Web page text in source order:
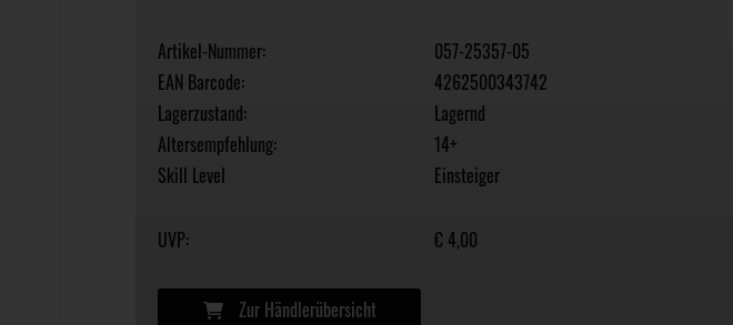
Artikel-Nummer:
057-25357-05
EAN Barcode:
4262500343742
Lagerzustand:
Lagernd
Altersempfehlung:
14+
Skill Level
Einsteiger
UVP: € 4,00
Zur Händlerübersicht